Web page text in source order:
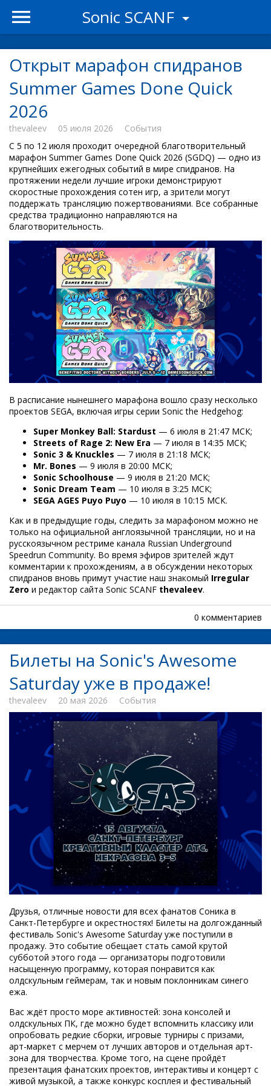
Sonic SCANF
Открыт марафон спидранов
Summer Games Done Quick
2026
thevaleev 05 июля 2026
События
С 5 по 12 июля проходит очередной благотворительный
марафон Summer Games Done Quick 2026 (SGDQ) — одно из
крупнейших ежегодных событий в мире спидранов. На
протяжении недели лучшие игроки демонстрируют
скоростные прохождения сотен игр, а зрители могут
поддержать трансляцию пожертвованиями. Все собранные
средства традиционно направляются на
благотворительность.
В расписание нынешнего марафона вошло сразу несколько
проектов SEGA, включая игры серии Sonic the Hedgehog:
Super Monkey Ball: Stardust — 6 июля в 21:47 МСК;
Streets of Rage 2: New Era — 7 июля в 14:35 МСК;
Sonic 3 & Knuckles — 7 июля в 21:18 МСК;
Mr. Bones — 9 июля в 20:00 МСК;
Sonic Schoolhouse — 9 июля в 21:20 МСК;
Sonic Dream Team — 10 июля в 3:25 МСК;
SEGA AGES Puyo Puyo — 10 июля в 10:15 МСК.
Как и в предыдущие годы, следить за марафоном можно не
только на официальной англоязычной трансляции, но и на
русскоязычном рестриме канала Russian Underground
Speedrun Community. Во время эфиров зрителей ждут
комментарии к прохождениям, а в обсуждении некоторых
спидранов вновь примут участие наш знакомый Irregular
Zero и редактор сайта Sonic SCANF thevaleev.
0 комментариев
Билеты на Sonic's Awesome
Saturday уже в продаже!
thevaleev 20 мая 2026 События
Друзья, отличные новости для всех фанатов Соника в
Санкт-Петербурге и окрестностях! Билеты на долгожданный
фестиваль Sonic's Awesome Saturday уже поступили в
продажу. Это событие обещает стать самой крутой
субботой этого года — организаторы подготовили
насыщенную программу, которая понравится как
олдскульным геймерам, так и новым поклонникам синего
ежа.
Вас ждёт просто море активностей: зона консолей и
олдскульных ПК, где можно будет вспомнить классику или
опробовать редкие сборки, игровые турниры с призами,
арт-маркет с мерчем от лучших авторов и отдельная арт-
зона для творчества. Кроме того, на сцене пройдёт
презентация фанатских проектов, интерактивы и концерт с
живой музыкой, а также конкурс косплея и фестивальный